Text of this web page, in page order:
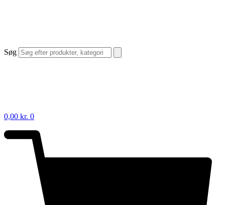
Søg
0,00 kr. 0